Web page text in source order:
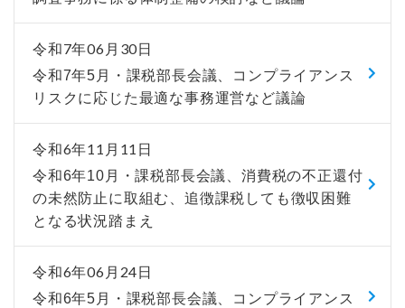
令和7年06月30日
令和7年5月・課税部長会議、コンプライアンス
リスクに応じた最適な事務運営など議論
令和6年11月11日
令和6年10月・課税部長会議、消費税の不正還付
の未然防止に取組む、追徴課税しても徴収困難
となる状況踏まえ
令和6年06月24日
令和6年5月・課税部長会議、コンプライアンス